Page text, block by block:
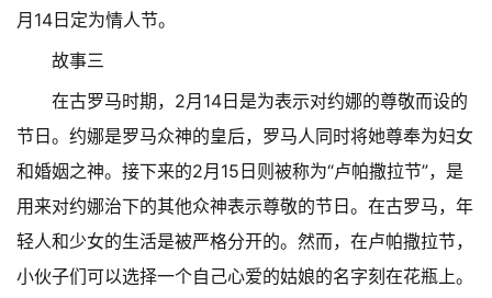
月14日定为情人节。
故事三
在古罗马时期，2月14日是为表示对约娜的尊敬而设的
节日。约娜是罗马众神的皇后，罗马人同时将她尊奉为妇女
和婚姻之神。接下来的2月15日则被称为“卢帕撒拉节”，是
用来对约娜治下的其他众神表示尊敬的节日。在古罗马，年
轻人和少女的生活是被严格分开的。然而，在卢帕撒拉节，
小伙子们可以选择一个自己心爱的姑娘的名字刻在花瓶上。